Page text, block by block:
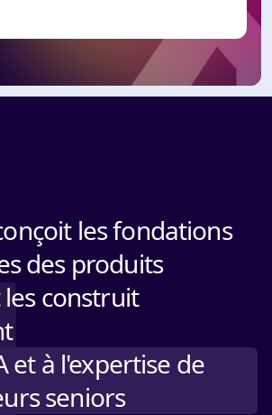
les fondations
des produits
construit
et à l'expertise de
seniors